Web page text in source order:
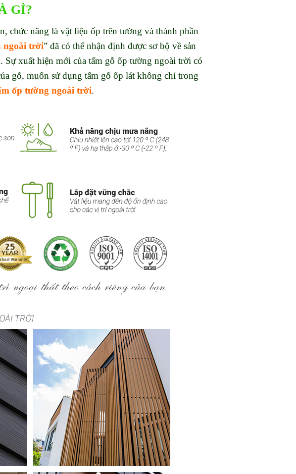
GÌ?
chức năng là vật liệu ốp trên tường và thành phần
ngoài trời” đã có thể nhận định được sơ bộ về sản
xuất hiện mới của tấm gỗ ốp tường ngoài trời có
gỗ, muốn sử dụng tấm gỗ ốp lát không chỉ trong
ốp tường ngoài trời.